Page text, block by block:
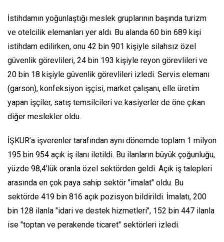
İstihdamın yoğunlaştığı meslek gruplarının başında turizm
ve otelcilik elemanları yer aldı. Bu alanda 60 bin 689 kişi
istihdam edilirken, onu 42 bin 901 kişiyle silahsız özel
güvenlik görevlileri, 24 bin 193 kişiyle reyon görevlileri ve
20 bin 18 kişiyle güvenlik görevlileri izledi. Servis elemanı
(garson), konfeksiyon işçisi, market çalışanı, elle üretim
yapan işçiler, satış temsilcileri ve kasiyerler de öne çıkan
diğer meslekler oldu.
İŞKUR’a işverenler tarafından aynı dönemde toplam 1 milyon
195 bin 954 açık iş ilanı iletildi. Bu ilanların büyük çoğunluğu,
yüzde 98,4’lük oranla özel sektörden geldi. Açık iş talepleri
arasında en çok paya sahip sektör "imalat" oldu. Bu
sektörde 419 bin 816 açık pozisyon bildirildi. İmalatı, 200
bin 128 ilanla "idari ve destek hizmetleri", 152 bin 447 ilanla
ise "toptan ve perakende ticaret" sektörleri izledi.